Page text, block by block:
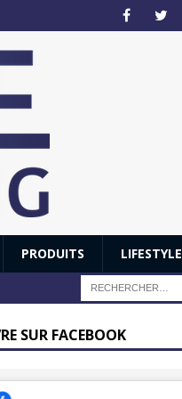
PRODUITS LIFESTYLE
SUR FACEBOOK